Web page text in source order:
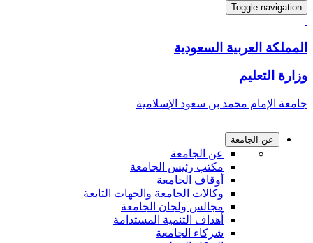
Toggle navigation
المملكة العربية السعودية
وزارة التعليم
جامعة الإمام محمد بن سعود الإسلامية
عن الجامعة
عن الجامعة
مكتب رئيس الجامعة
أوقاف الجامعة
وكالات الجامعة والجهات التابعة
مجالس ولجان الجامعة
أهداف التنمية المستدامة
شركاء الجامعة